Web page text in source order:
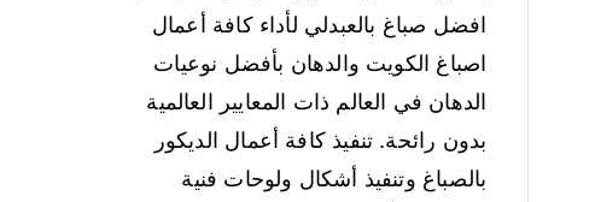
افضل صباغ بالعبدلي لأداء كافة أعمال
اصباغ الكويت والدهان بأفضل نوعيات
الدهان في العالم ذات المعايير العالمية
بدون رائحة. تنفيذ كافة أعمال الديكور
بالصباغ وتنفيذ أشكال ولوحات فنية